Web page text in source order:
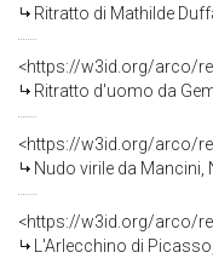
Ritratto di Mathilde
<https://w3id.org/arco/
Ritratto d'uomo da
<https://w3id.org/arco/
Nudo virile da
<https://w3id.org/arco/
L'Arlecchino di